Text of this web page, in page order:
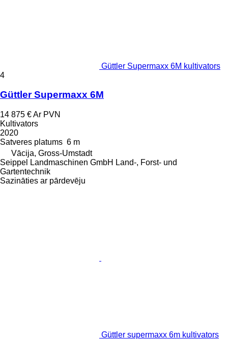
Güttler Supermaxx 6M kultivators
4
Güttler Supermaxx 6M
14 875 €Ar PVN
Kultivators
2020
Satveres platums 6 m
Vācija, Gross-Umstadt
Seippel Landmaschinen GmbH Land-, Forst- und
Gartentechnik
Sazināties ar pārdevēju
Güttler supermaxx 6m kultivators